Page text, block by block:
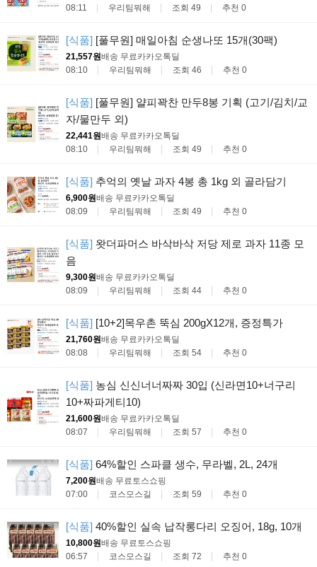
08:11
우리팀뭐해 조회 49 추천 0
[식품] [풀무원] 매일아침 순생나또 15개(30팩)
21,557원배송 무료 카카오톡딜
08:10
우리팀뭐해 조회 46 추천 0
[식품] [풀무원] 얄피꽉찬 만두8봉 기획 (고기/김치/교
자/물만두 외)
22,441원배송 무료 카카오톡딜
08:10
우리팀뭐해 조회 49 추천 0
[식품] 추억의 옛날 과자 4봉 총 1kg 외 골라담기
6,900원배송 무료 카카오톡딜
08:09
우리팀뭐해 조회 49 추천 0
[식품] 왓더파머스 바삭바삭 저당 제로 과자 11종 모
음
9,300원배송 무료 카카오톡딜
08:09
우리팀뭐해 조회 44 추천 0
[식품] [10+2]목우촌 뚝심 200gX12개, 증정특가
21,760원배송 무료 카카오톡딜
08:08
우리팀뭐해 조회 54 추천 0
[식품] 농심 신신너너짜짜 30입 (신라면10+너구리
10+짜파게티10)
21,600원배송 무료 카카오톡딜
08:07
우리팀뭐해 조회 57 추천 0
[식품] 64%할인 스파클 생수, 무라벨, 2L, 24개
7,200원배송 무료 토스쇼핑
07:00
코스모스길 조회 59 추천 0
[식품] 40%할인 실속 납작롱다리 오징어, 18g, 10개
10,800원배송 무료 토스쇼핑
06:57
코스모스길 조회 72 추천 0